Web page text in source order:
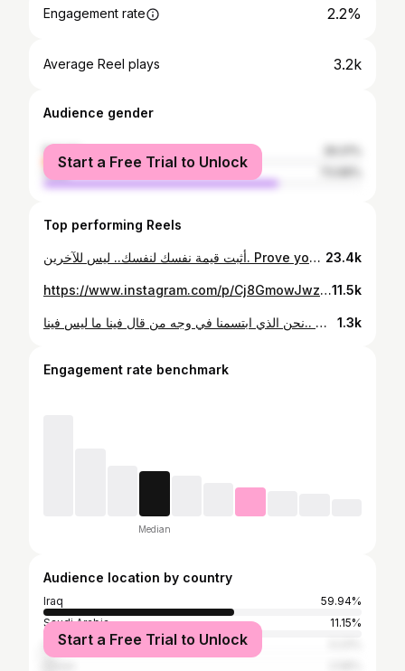
Engagement rate 2.2%
Average Reel plays 3.2k
Audience gender
female
male
Start a Free Trial to Unlock
Top performing Reels
أثبت قيمة نفسك لنفسك.. ليس للآخرين. Prove yourself to your, not others. 23.4k
https://www.instagram.com/p/Cj8GmowJwzB/11.5k
نحن الذي ابتسمنا في وجه من قال فينا ما ليس فينا.. We are the ones who smiled in the face of those who said about us what we are not.. 1.3k
Engagement rate benchmark
Median
Audience location by country
Iraq
59.94%
Saudi Arabia
11.15%
United Arab Emirates
Start a Free Trial to Unlock